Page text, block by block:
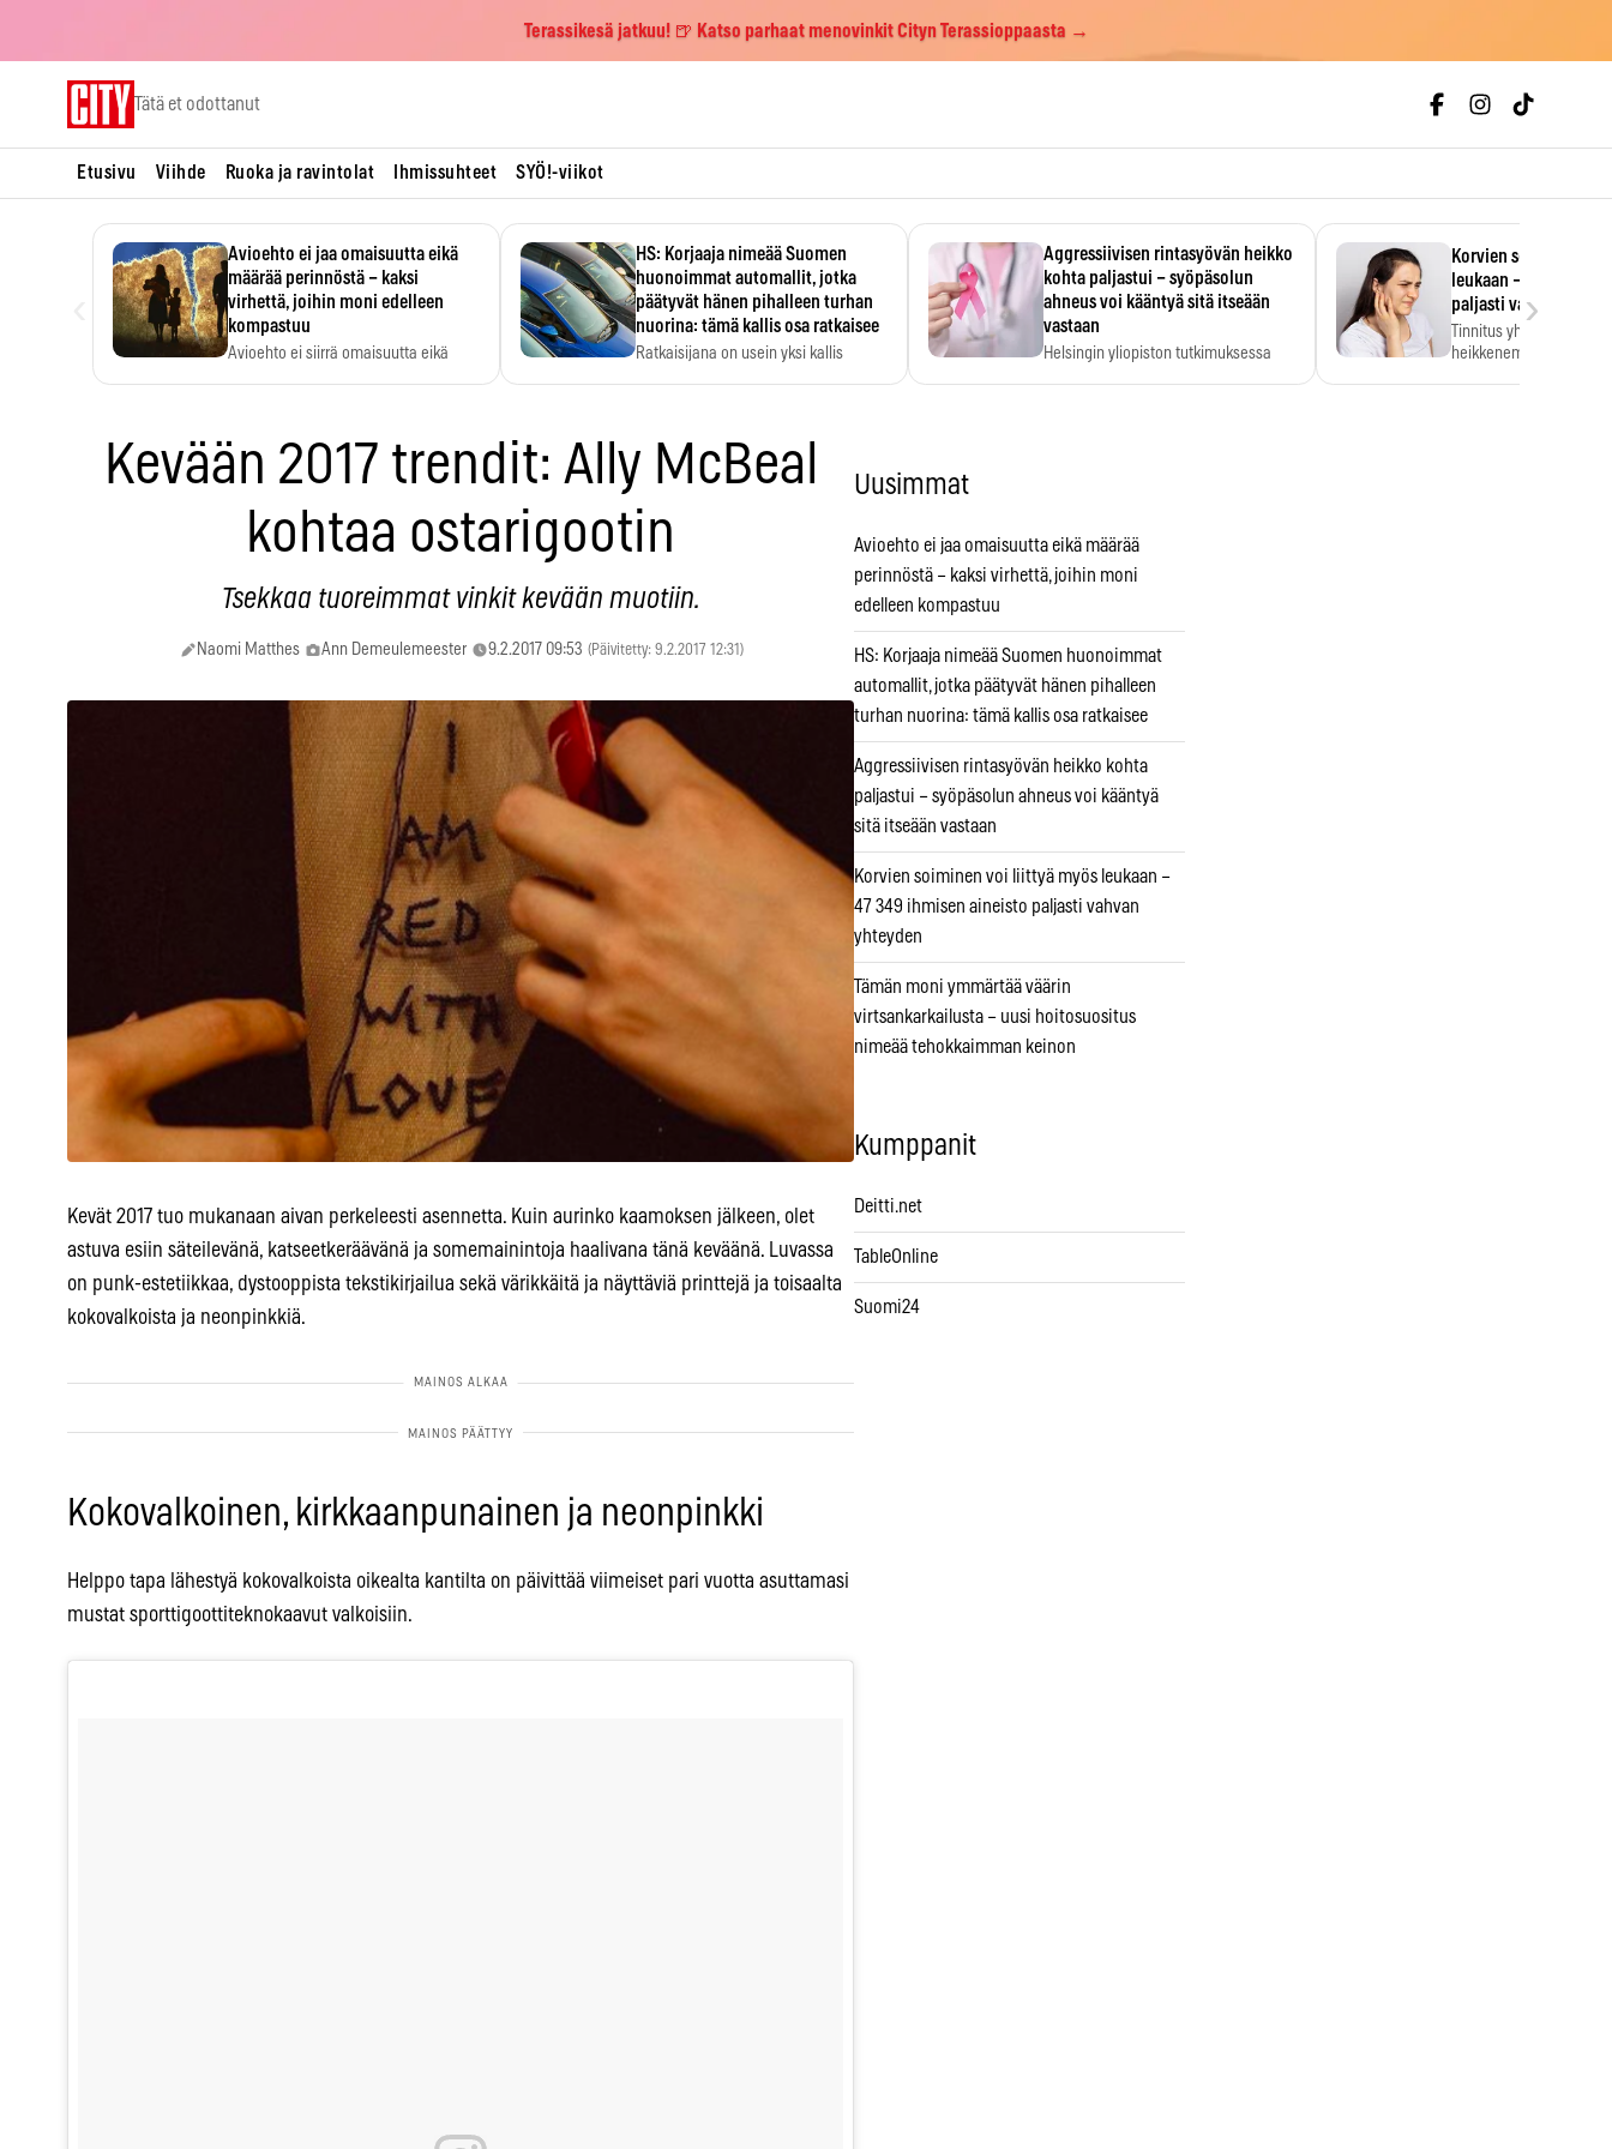
Terassikesä jatkuu! 🍺 Katso parhaat menovinkit Cityn Terassioppaasta →
Tätä et odottanut
Etusivu Viihde Ruoka ja ravintolat Ihmissuhteet SYÖ!-viikot
Avioehto ei jaa omaisuutta eikä
määrää perinnöstä – kaksi
virhettä, joihin moni edelleen
kompastuu
Avioehto ei siirrä omaisuutta eikä
HS: Korjaaja nimeää Suomen
huonoimmat automallit, jotka
päätyvät hänen pihalleen turhan
nuorina: tämä kallis osa ratkaisee
Ratkaisijana on usein yksi kallis
Aggressiivisen rintasyövän heikko
kohta paljastui – syöpäsolun
ahneus voi kääntyä sitä itseään
vastaan
Helsingin yliopiston tutkimuksessa
Korvien soiminen
leukaan – 47 349
paljasti vahvan
Tinnitus yhdistetään
heikkenemiseen.
›
Kevään 2017 trendit: Ally McBeal
kohtaa ostarigootin
Tsekkaa tuoreimmat vinkit kevään muotiin.
Naomi Matthes Ann Demeulemeester 9.2.2017 09:53 (Päivitetty: 9.2.2017 12:31)
Kevät 2017 tuo mukanaan aivan perkeleesti asennetta. Kuin aurinko kaamoksen jälkeen, olet
astuva esiin säteilevänä, katseetkeräävänä ja somemainintoja haalivana tänä keväänä. Luvassa
on punk-estetiikkaa, dystooppista tekstikirjailua sekä värikkäitä ja näyttäviä printtejä ja toisaalta
kokovalkoista ja neonpinkkiä.
Kokovalkoinen, kirkkaanpunainen ja neonpinkki
Helppo tapa lähestyä kokovalkoista oikealta kantilta on päivittää viimeiset pari vuotta asuttamasi
mustat sporttigoottiteknokaavut valkoisiin.
Uusimmat
Avioehto ei jaa omaisuutta eikä määrää
perinnöstä – kaksi virhettä, joihin moni
edelleen kompastuu
HS: Korjaaja nimeää Suomen huonoimmat
automallit, jotka päätyvät hänen pihalleen
turhan nuorina: tämä kallis osa ratkaisee
Aggressiivisen rintasyövän heikko kohta
paljastui – syöpäsolun ahneus voi kääntyä
sitä itseään vastaan
Korvien soiminen voi liittyä myös leukaan –
47 349 ihmisen aineisto paljasti vahvan
yhteyden
Tämän moni ymmärtää väärin
virtsankarkailusta – uusi hoitosuositus
nimeää tehokkaimman keinon
Kumppanit
Deitti.net
TableOnline
Suomi24